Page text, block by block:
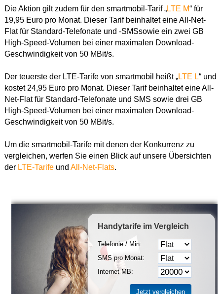
Die Aktion gilt zudem für den smartmobil-Tarif „LTE M“ für
19,95 Euro pro Monat. Dieser Tarif beinhaltet eine All-Net-
Flat für Standard-Telefonate und -SMSsowie ein zwei GB
High-Speed-Volumen bei einer maximalen Download-
Geschwindigkeit von 50 MBit/s.
Der teuerste der LTE-Tarife von smartmobil heißt „LTE L“ und
kostet 24,95 Euro pro Monat. Dieser Tarif beinhaltet eine All-
Net-Flat für Standard-Telefonate und SMS sowie drei GB
High-Speed-Volumen bei einer maximalen Download-
Geschwindigkeit von 50 MBit/s.
Um die smartmobil-Tarife mit denen der Konkurrenz zu
vergleichen, werfen Sie einen Blick auf unsere Übersichten
der LTE-Tarifeund All-Net-Flats.
Handytarife im Vergleich
Telefonie / Min:
SMS pro Monat:
Internet MB: